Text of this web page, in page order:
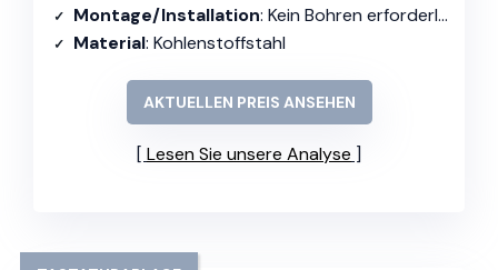
Montage/Installation: Kein Bohren erforderlich
Material: Kohlenstoffstahl
AKTUELLEN PREIS ANSEHEN
Lesen Sie unsere Analyse